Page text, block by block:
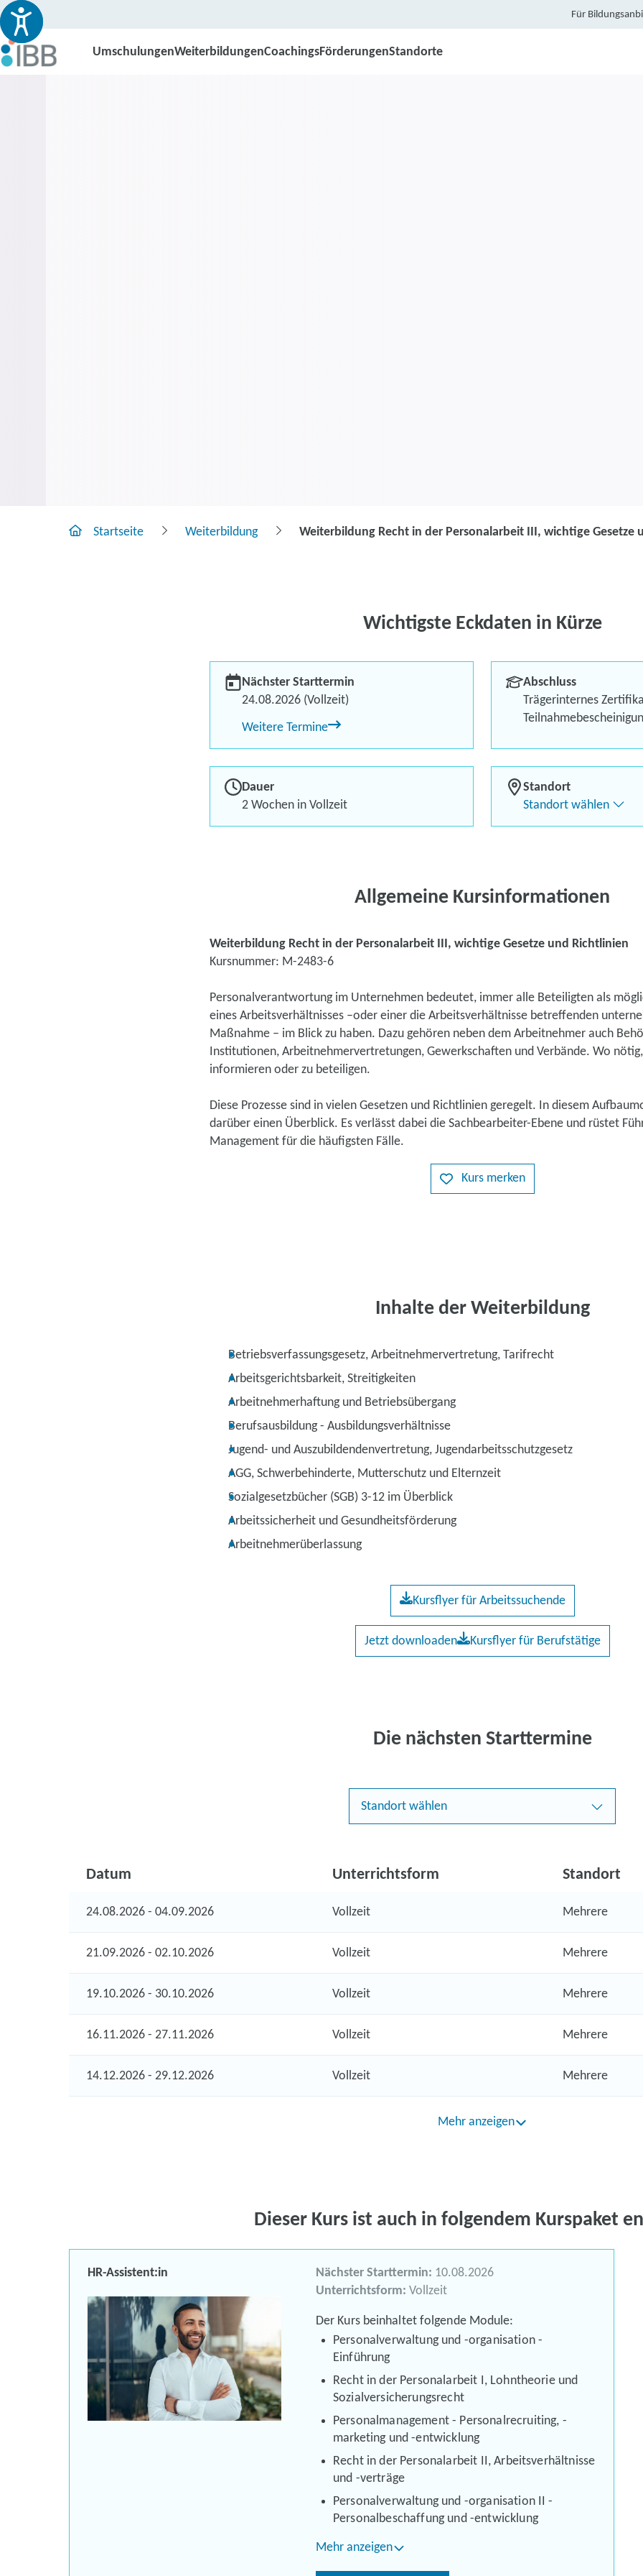
Für
UmschulungenWeiterbildungenCoachingsFörderungenStandorte
Berufliches Profil
Bis zu 100 % Förderung
Startseite Weiterbildung Weiterbildung Recht in der Personalarbeit III, wichtige Gesetze
Wichtigste Eckdaten in Kürze
Nächster Starttermin
24.08.2026 (Vollzeit)
Weitere Termine
Abschluss
Trägerinternes
Dauer
2 Wochen in Vollzeit
Standort
Standort wählen
Allgemeine Kursinformationen
Weiterbildung Recht in der Personalarbeit III, wichtige Gesetze und Richtlinien
Kursnummer: M-2483-6
Personalverantwortung im Unternehmen bedeutet, immer alle Beteiligten als
eines Arbeitsverhältnisses –oder einer die Arbeitsverhältnisse betreffenden
Maßnahme – im Blick zu haben. Dazu gehören neben dem Arbeitnehmer auch
Institutionen, Arbeitnehmervertretungen, Gewerkschaften und Verbände. Wo
informieren oder zu beteiligen.
Diese Prozesse sind in vielen Gesetzen und Richtlinien geregelt. In diesem
darüber einen Überblick. Es verlässt dabei die Sachbearbeiter-Ebene und rüstet
Management für die häufigsten Fälle.
Kurs merken
Inhalte der Weiterbildung
Betriebsverfassungsgesetz, Arbeitnehmervertretung, Tarifrecht
Arbeitsgerichtsbarkeit, Streitigkeiten
Arbeitnehmerhaftung und Betriebsübergang
Berufsausbildung - Ausbildungsverhältnisse
Jugend- und Auszubildendenvertretung, Jugendarbeitsschutzgesetz
AGG, Schwerbehinderte, Mutterschutz und Elternzeit
Sozialgesetzbücher (SGB) 3-12 im Überblick
Arbeitssicherheit und Gesundheitsförderung
Arbeitnehmerüberlassung
Kursflyer für Arbeitssuchende
Jetzt downloaden Kursflyer für Berufstätige
Die nächsten Starttermine
Standort wählen
Datum Unterrichtsform Standort
24.08.2026 - 04.09.2026 Vollzeit Mehrere
21.09.2026 - 02.10.2026 Vollzeit Mehrere
19.10.2026 - 30.10.2026 Vollzeit Mehrere
16.11.2026 - 27.11.2026 Vollzeit Mehrere
14.12.2026 - 29.12.2026 Vollzeit Mehrere
Mehr anzeigen
Dieser Kurs ist auch in folgendem Kurspaket
HR-Assistent:in Nächster Starttermin: 10.08.2026
Unterrichtsform: Vollzeit
Der Kurs beinhaltet folgende Module:
Personalverwaltung und -organisation -
Einführung
Recht in der Personalarbeit I, Lohntheorie und
Sozialversicherungsrecht
Personalmanagement - Personalrecruiting, -
marketing und -entwicklung
Recht in der Personalarbeit II, Arbeitsverhältnisse
und -verträge
Personalverwaltung und -organisation II -
Personalbeschaffung und -entwicklung
Mehr anzeigen